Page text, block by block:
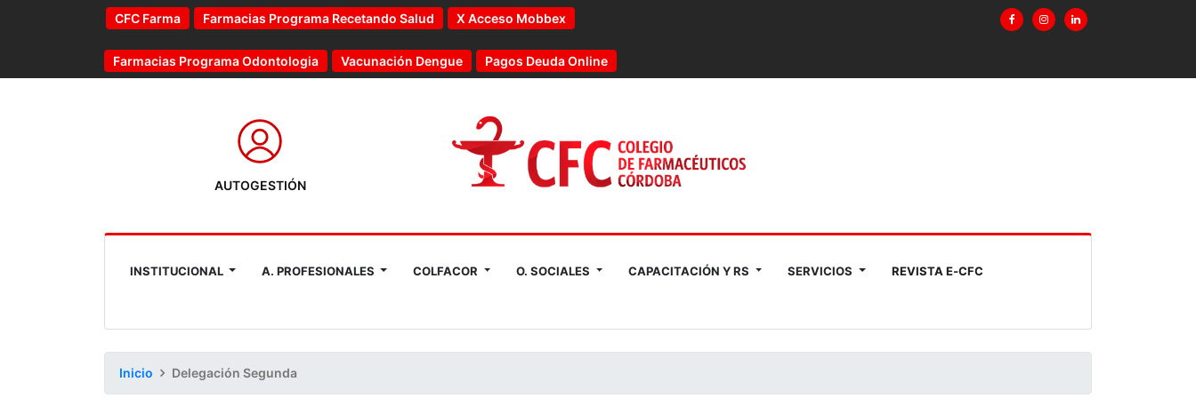
CFC Farma Farmacias Programa Recetando Salud X Acceso Mobbex
Farmacias Programa Odontologia Vacunación Dengue Pagos Deuda Online
AUTOGESTIÓN
INSTITUCIONAL A. PROFESIONALES COLFACOR O. SOCIALES CAPACITACIÓN Y RS SERVICIOS REVISTA E‑CFC
Inicio Delegación Segunda